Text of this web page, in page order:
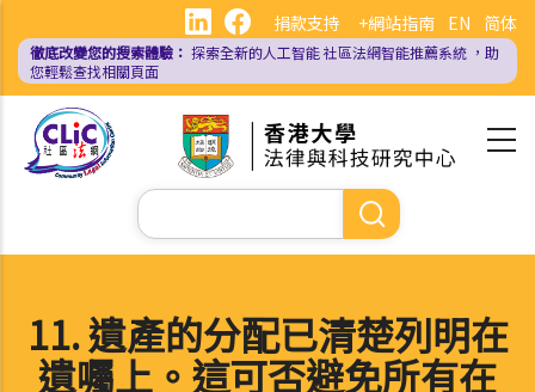
內
EN 简体
捐款支持 +網站指南
徹底改變您的搜索體驗： 探索全新的人工智能社區法網智能推薦系統 ，助
您輕鬆查找相關頁面
Search
11. 遺產的分配已清楚列明在
遺囑上。這可否避免所有在